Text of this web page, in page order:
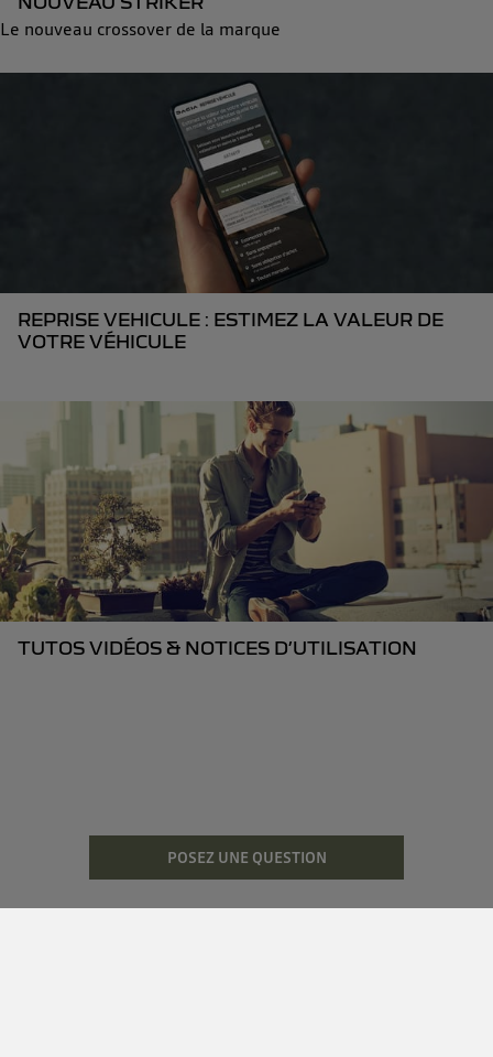
Le nouveau crossover de la marque
REPRISE VEHICULE : ESTIMEZ LA VALEUR DE
VOTRE VÉHICULE
TUTOS VIDÉOS & NOTICES D’UTILISATION
POSEZ UNE QUESTION